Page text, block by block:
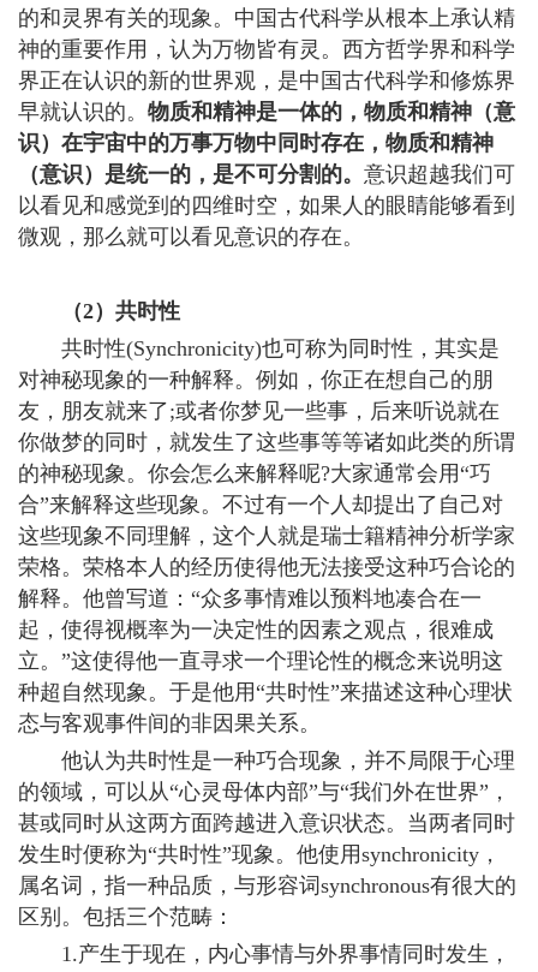
的和灵界有关的现象。中国古代科学从根本上承认精
神的重要作用，认为万物皆有灵。西方哲学界和科学
界正在认识的新的世界观，是中国古代科学和修炼界
早就认识的。 物质和精神是一体的，物质和精神（意
识）在宇宙中的万事万物中同时存在，物质和精神
（意识）是统一的，是不可分割的。 意识超越我们可
以看见和感觉到的四维时空，如果人的眼睛能够看到
微观，那么就可以看见意识的存在。
（2） 共时性
共时性(Synchronicity)也可称为同时性，其实是
对神秘现象的一种解释。例如，你正在想自己的朋
友，朋友就来了;或者你梦见一些事，后来听说就在
你做梦的同时，就发生了这些事等等诸如此类的所谓
的神秘现象。你会怎么来解释呢?大家通常会用“巧
合”来解释这些现象。不过有一个人却提出了自己对
这些现象不同理解，这个人就是瑞士籍精神分析学家
荣格。荣格本人的经历使得他无法接受这种巧合论的
解释。他曾写道：“众多事情难以预料地凑合在一
起，使得视概率为一决定性的因素之观点，很难成
立。”这使得他一直寻求一个理论性的概念来说明这
种超自然现象。于是他用“共时性”来描述这种心理状
态与客观事件间的非因果关系。
他认为共时性是一种巧合现象，并不局限于心理
的领域，可以从“心灵母体内部”与“我们外在世界”，
甚或同时从这两方面跨越进入意识状态。当两者同时
发生时便称为“共时性”现象。他使用synchronicity，
属名词，指一种品质，与形容词synchronous有很大的
区别。包括三个范畴：
1.产生于现在，内心事情与外界事情同时发生，